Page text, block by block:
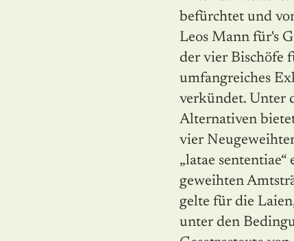
befürchtet und
Leos Mann für's
der vier Bischöfe
umfangreiches
verkündet. Unter
Alternativen
vier
„latae
geweihten
gelte für die
unter den